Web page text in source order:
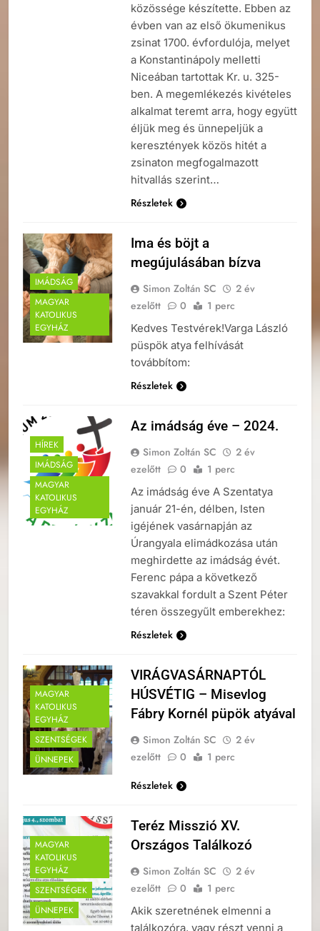
közössége készítette. Ebben az
évben van az első ökumenikus
zsinat 1700. évfordulója, melyet
a Konstantinápoly melletti
Niceában tartottak Kr. u. 325-
ben. A megemlékezés kivételes
alkalmat teremt arra, hogy együtt
éljük meg és ünnepeljük a
keresztények közös hitét a
zsinaton megfogalmazott
hitvallás szerint…
Részletek
IMÁDSÁG
MAGYAR
KATOLIKUS
EGYHÁZ
Ima és böjt a
megújulásában bízva
Simon Zoltán SC
2 év
ezelőtt
0 1 perc
Kedves Testvérek!Varga László
püspök atya felhívását
továbbítom:
Részletek
HÍREK
IMÁDSÁG
MAGYAR
KATOLIKUS
EGYHÁZ
Az imádság éve – 2024.
Simon Zoltán SC
2 év
ezelőtt
0 1 perc
Az imádság éve A Szentatya
január 21-én, délben, Isten
igéjének vasárnapján az
Úrangyala elimádkozása után
meghirdette az imádság évét.
Ferenc pápa a következő
szavakkal fordult a Szent Péter
téren összegyűlt emberekhez:
Részletek
MAGYAR
KATOLIKUS
EGYHÁZ
SZENTSÉGEK
ÜNNEPEK
VIRÁGVASÁRNAPTÓL
HÚSVÉTIG – Misevlog
Fábry Kornél püpök atyával
Simon Zoltán SC
2 év
ezelőtt
0
1 perc
Részletek
MAGYAR
KATOLIKUS
EGYHÁZ
SZENTSÉGEK
ÜNNEPEK
Teréz Misszió XV.
Országos Találkozó
Simon Zoltán SC
2 év
ezelőtt
0 1 perc
Akik szeretnének elmenni a
találkozóra, vagy részt venni a